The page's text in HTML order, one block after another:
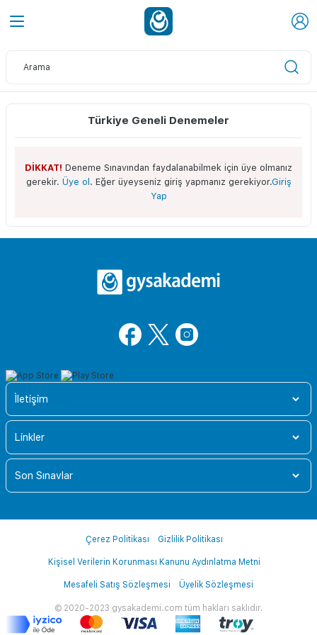
Türkiye Geneli Denemeler
DİKKAT! Deneme Sınavından faydalanabilmek için üye olmanız
gerekir. Üye ol . Eğer üyeyseniz giriş yapmanız gerekiyor.Giriş
Yap
İletişim
Linkler
Son Sınavlar
© 2020-2023 gysakademi.com tüm hakları saklıdır.
Çerez Politikası Gizlilik Politikası
Kişisel Verilerin Korunması Kanunu Aydınlatma Metni
Mesafeli Satış Sözleşmesi Üyelik Sözleşmesi